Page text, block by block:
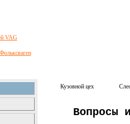
Кузовной цех
Вопросы